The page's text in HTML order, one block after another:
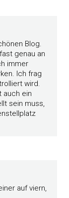
Blog.
genau an
immer
Ich frag
wird.
auch ein
sein muss,
auf viern,